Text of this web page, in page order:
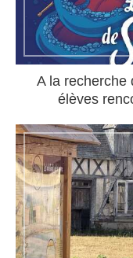
A la recherche
élèves